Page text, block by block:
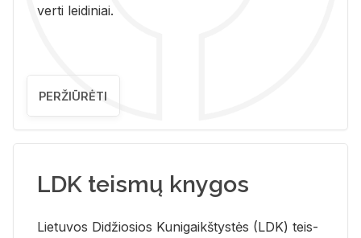
ver­ti lei­di­niai.
PERŽIŪRĖTI
LDK teismų knygos
Lie­tu­vos Di­džio­sios Ku­ni­gaikš­tys­tės (LDK) teis­